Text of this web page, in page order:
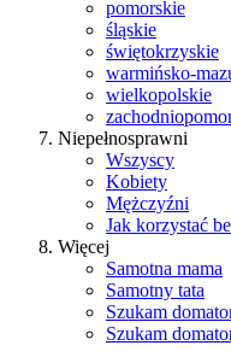
pomorskie
śląskie
świętokrzyskie
warmińsko-
wielkopolskie
Niepełnosprawni
Wszyscy
Kobiety
Mężczyźni
Jak korzystać
Więcej
Samotna mama
Samotny tata
Szukam
Szukam